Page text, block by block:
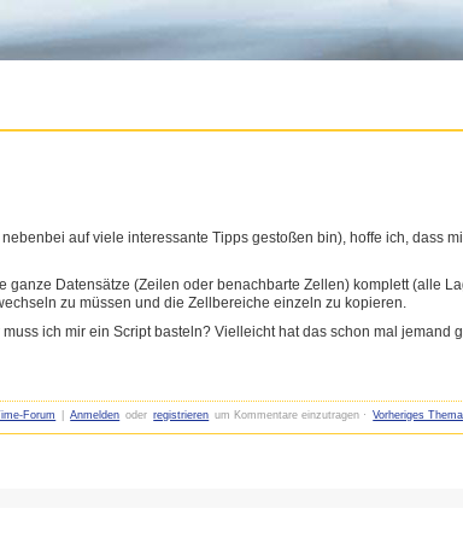
auf viele interessante Tipps gestoßen bin), hoffe ich, dass
Datensätze (Zeilen oder benachbarte Zellen) komplett (alle
zu müssen und die Zellbereiche einzeln zu kopieren.
ich mir ein Script basteln? Vielleicht hat das schon mal jemand
Forum Anmelden oder registrieren um Kommentare einzutragen · Vorheriges Thema